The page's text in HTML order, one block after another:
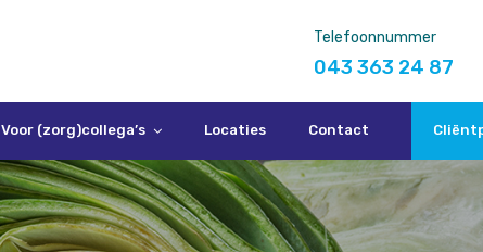
Telefoonnummer
043 363 24 87
Voor (zorg)collega’s Locaties Contact